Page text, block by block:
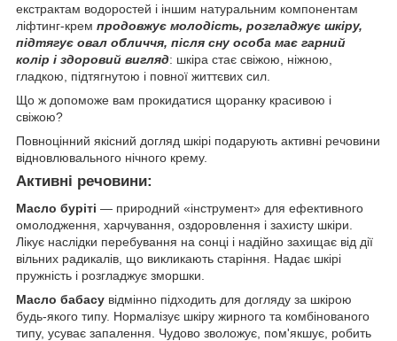
екстрактам водоростей і іншим натуральним компонентам
ліфтинг-крем продовжує молодість, розгладжує шкіру,
підтягує овал обличчя, після сну особа має гарний
колір і здоровий вигляд: шкіра стає свіжою, ніжною,
гладкою, підтягнутою і повної життєвих сил.
Що ж допоможе вам прокидатися щоранку красивою і
свіжою?
Повноцінний якісний догляд шкірі подарують активні речовини
відновлювального нічного крему.
Активні речовини:
Масло буріті — природний «інструмент» для ефективного
омолодження, харчування, оздоровлення і захисту шкіри.
Лікує наслідки перебування на сонці і надійно захищає від дії
вільних радикалів, що викликають старіння. Надає шкірі
пружність і розгладжує зморшки.
Масло бабасу відмінно підходить для догляду за шкірою
будь-якого типу. Нормалізує шкіру жирного та комбінованого
типу, усуває запалення. Чудово зволожує, пом'якшує, робить